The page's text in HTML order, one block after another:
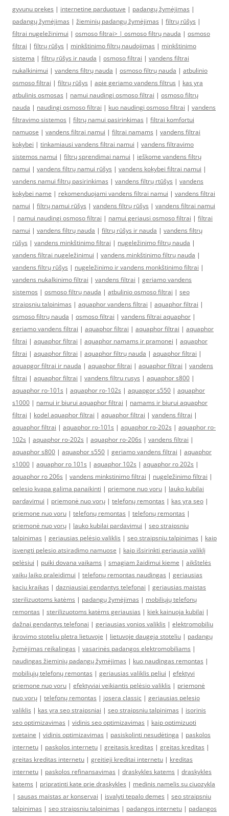
gyvunu prekes | internetine parduotuve | padangų žymėjimas |
padangų žymėjimas | žieminių padangų žymėjimas | filtrų rūšys |
filtrai nugeležinimui | osmoso filtrai> | osmoso filtrų nauda | osmoso
filtrai | filtrų rūšys | minkštinimo filtrų naudojimas | minkštinimo
sistema | filtrų rūšys ir nauda | osmoso filtrai | vandens filtrai
nukalkinimui | vandens filtrų nauda | osmoso filtrų nauda | atbulinio
osmoso filtrai | filtrų rūšys | apie geriamo vandens filtrus | kas yra
atbulinis osmosas | namui naudingi osmoso filtrai | osmoso filtrų
nauda | naudingi osmoso filtrai | kuo naudingi osmoso filtrai | vandens
filtravimo sistemos | filtrų namui pasirinkimas | filtrai komfortui
namuose | vandens filtrai namui | filtrai namams | vandens filtrai
kokybei | tinkamiausi vandens filtrai namui | vandens filtravimo
sistemos namui | filtrų sprendimai namui | ieškome vandens filtrų
namui | vandens filtrų namui rūšys | vandens kokybei filtrai namui |
vandens namui filtrų pasirinkimas | vandens filtrų rtūšys | vandens
kokybei name | rekomenduojami vandens filtrai namui | vandens filtrai
namui | filtrų namui rūšys | vandens filtrų rūšys | vandens filtrai namui
| namui naudingi osmoso filtrai | namui geriausi osmoso filtrai | filtrai
namui | vandens filtrų nauda | filtrų rūšys ir nauda | vandens filtrų
rūšys | vandens minkštinimo filtrai | nugeležinimo filtrų nauda |
vandens filtrai nugeležinimui | vandens minkštinimo filtrų nauda |
vandens filtrų rūšys | nugeležinimo ir vandens monkštinimo filtrai |
vandens nukalkinimo filtrai | vandens filtrai | geriamo vandens
sistemos | osmoso filtrų nauda | atbulinio osmoso filtrai | seo
straipsniu talpinimas | aquaphor vandens filtrai | aquaphor filtrai |
osmoso filtrų nauda | osmoso filtrai | vandens filtrai aquaphor |
geriamo vandens filtrai | aquaphor filtrai | aquaphor filtrai | aquaphor
filtrai | aquaphor filtrai | aquaphor namams ir pramonei | aquaphor
filtrai | aquaphor filtrai | aquaphor filtrų nauda | aquaphor filtrai |
aquapgor filtrai ir nauda | aquaphor filtrai | aquaphor filtrai | vandens
filtrai | aquaphor filtrai | vandens filtru rusys | aquaphor s800 |
aquaphor ro-101s | aquaphor ro-102s | aquapgor s550 | aquaphor
s1000 | namui ir biurui aquaphor filtrai | namams ir biurui aquaphor
filtrai | kodel aquaphor filtrai | aquaphor filtrai | vandens filtrai |
aquaphor filtrai | aquaphor ro-101s | aquaphor ro-202s | aquaphor ro-
102s | aquaphor ro-202s | aquaphor ro-206s | vandens filtrai |
aquaphor s800 | aquaphor s550 | geriamo vandens filtrai | aquaphor
s1000 | aquaphor ro 101s | aquaphor 102s | aquaphor ro 202s |
aquaphor ro 206s | vandens minkstinimo filtrai | nugeležinimo filtrai |
pelesio kvapa galima panaikinti | priemone nuo voru | lauko kubilai
pardavimui | priemonė nuo vorų | telefonų remontas | kas yra seo |
priemone nuo voru | telefonų remontas | telefonų remontas |
priemonė nuo vorų | lauko kubilai pardavimui | seo straipsniu
talpinimas | geriausias pelėsio valiklis | seo straipsniu talpinimas | kaip
isvengti pelesio atsiradimo namuose | kaip išsirinkti geriausią valiklį
pelėsiui | puiki dovana vaikams | smagiam žaidimui kieme | aikštelės
vaikų laiko praleidimui | telefonų remontas naudingas | geriausias
kaciu kraikas | dazniausiai gendantys telefonai | geriausias maistas
sterilizuotoms katėms | padangų žymėjimas | mobiliųjų telefonų
remontas | sterilizuotoms katėms geriausias | kiek kainuoja kubilai |
dažnai gendantys telefonai | geriausias vonios valiklis | elektromobiliu
ikrovimo stoteliu pletra lietuvoje | lietuvoje daugeja stoteliu | padangų
žymėjimas reikalingas | vasarinės padangos elektromobiliams |
naudingas žieminių padangų žymėjimas | kuo naudingas remontas |
mobiliųjų telefonų remontas | geriausias valiklis peliui | efektyvi
priemone nuo voru | efektyviai veikiantis pelėsio valiklis | priemonė
nuo vorų | telefonų remontas | josera classic | geriausias pelesio
valiklis | kas yra seo straipsniai | seo straipsniu talpinimas | isorinis
seo optimizavimas | vidinis seo optimizavimas | kaip optimizuoti
svetaine | vidinis optimizavimas | pasiskolinti nesudėtinga | paskolos
internetu | paskolos internetu | greitasis kreditas | greitas kreditas |
greitas kreditas internetu | greitieji kreditai internetu | kreditas
internetu | paskolos refinansavimas | draskykles katems | draskykles
katems | pripratinti kate prie draskykles | medinis namelis su ciuozykla
| sausas maistas ar konservai | isvalyti tepalo demes | seo straipsniu
talpinimas | seo straipsniu talpinimas | padangos internetu | padangos